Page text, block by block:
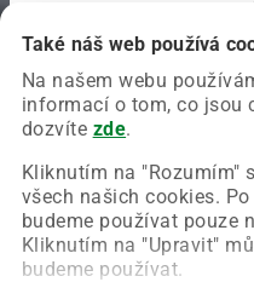
Také náš web používá
Na našem webu
informací o tom, co jsou
dozvíte zde.
Kliknutím na "Rozumím"
všech našich cookies.
budeme používat pouze
Kliknutím na "Upravit"
budeme používat.
Chyba nastala na
Zkuste prosím znovu
Obnovit stránku